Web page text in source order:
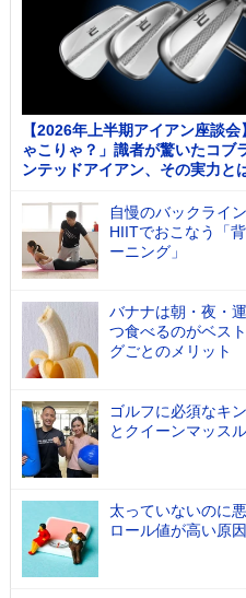
【2026年上半期アイアン座談
ゃこりゃ？」識者が驚いたコブ
ンテッドアイアン、その実力と
自慢のバックライ
HIITでおこなう「
ーニング」
バナナは朝・夜・
つ食べるのがベス
グごとのメリット
ゴルフに必須なキ
とクイーンマッス
太っていないのに
ロール値が高い原